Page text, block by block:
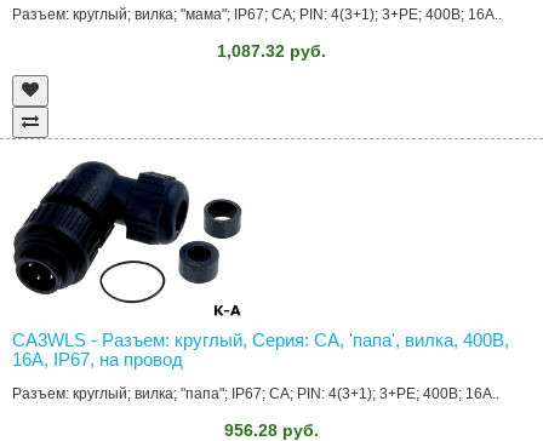
Разъем: круглый; вилка; "мама"; IP67; CA; PIN: 4(3+1); 3+PE; 400В; 16А..
1,087.32 руб.
CA3WLS - Разъем: круглый, Серия: CA, 'папа', вилка, 400В,
16А, IP67, на провод
Разъем: круглый; вилка; "папа"; IP67; CA; PIN: 4(3+1); 3+PE; 400В; 16А..
956.28 руб.